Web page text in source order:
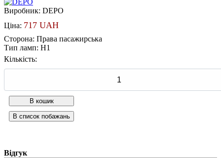
Виробник: DEPO
Ціна: 717 UAH
Сторона: Права пасажирська
Тип ламп: H1
Кількість:
Відгук